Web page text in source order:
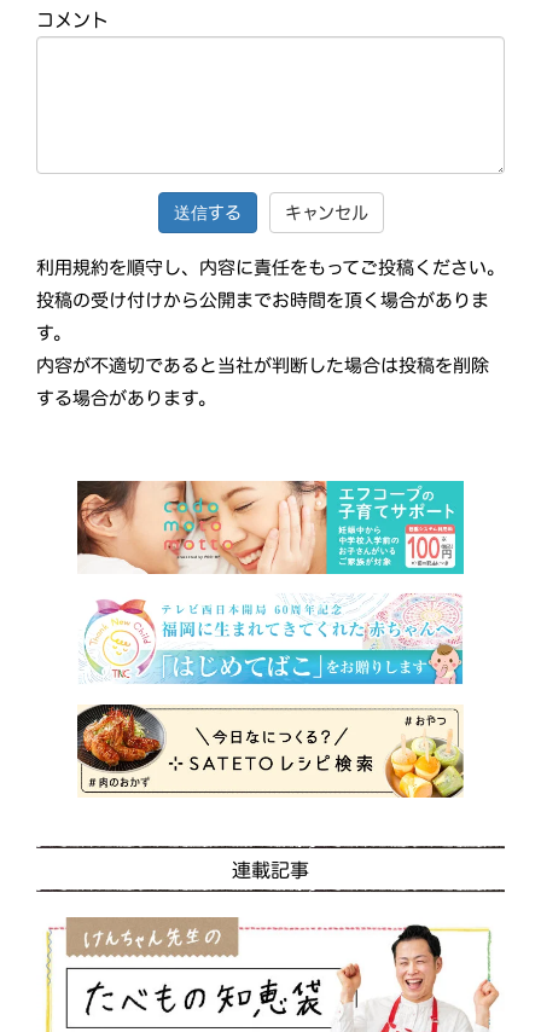
コメント
キャンセル
利用規約を順守し、内容に責任をもってご投稿ください。
投稿の受け付けから公開までお時間を頂く場合がありま
す。
内容が不適切であると当社が判断した場合は投稿を削除
する場合があります。
連載記事